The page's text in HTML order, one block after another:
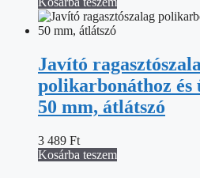
Javító
polikarbonáthoz és
50 mm, átlátszó
3 489 Ft
Kosárba teszem